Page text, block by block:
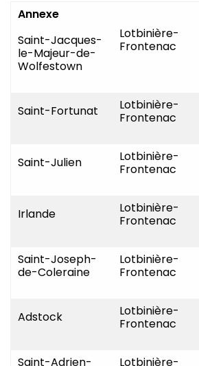
Annexe
Saint-Jacques-
le-Majeur-de-
Wolfestown
Lotbinière-
Frontenac
Saint-Fortunat
Lotbinière-
Frontenac
Saint-Julien
Lotbinière-
Frontenac
Irlande
Lotbinière-
Frontenac
Saint-Joseph-
de-Coleraine
Lotbinière-
Frontenac
Adstock
Lotbinière-
Frontenac
Saint-Adrien-
Lotbinière-